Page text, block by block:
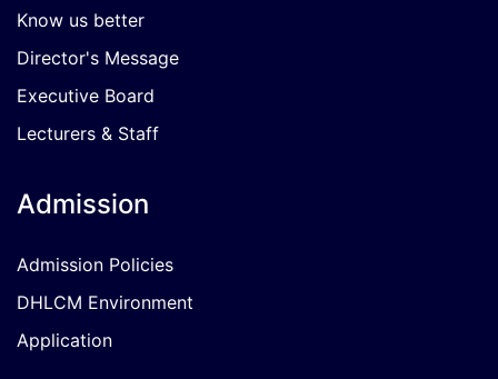
Know us better
Director's Message
Executive Board
Lecturers & Staff
Admission
Admission Policies
DHLCM Environment
Application